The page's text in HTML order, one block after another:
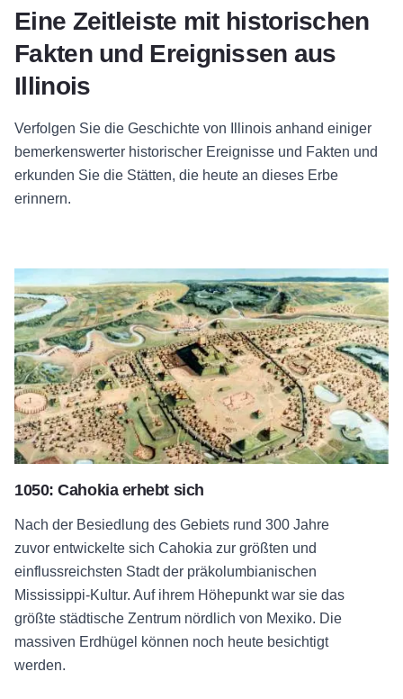
Eine Zeitleiste mit historischen
Fakten und Ereignissen aus
Illinois
Verfolgen Sie die Geschichte von Illinois anhand einiger
bemerkenswerter historischer Ereignisse und Fakten und
erkunden Sie die Stätten, die heute an dieses Erbe
erinnern.
1050: Cahokia erhebt sich
Nach der Besiedlung des Gebiets rund 300 Jahre
zuvor entwickelte sich Cahokia zur größten und
einflussreichsten Stadt der präkolumbianischen
Mississippi-Kultur. Auf ihrem Höhepunkt war sie das
größte städtische Zentrum nördlich von Mexiko. Die
massiven Erdhügel können noch heute besichtigt
werden.
1050: Cahokia erhebt sich